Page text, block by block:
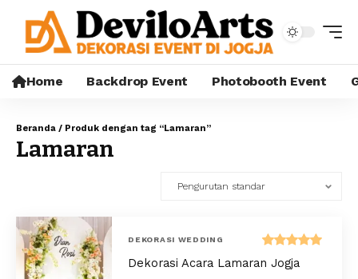
Home Backdrop Event Photobooth Event
Beranda / Produk dengan tag “Lamaran”
Lamaran
DEKORASI WEDDING
Dinilai
5.00
Dekorasi Acara Lamaran Jogja